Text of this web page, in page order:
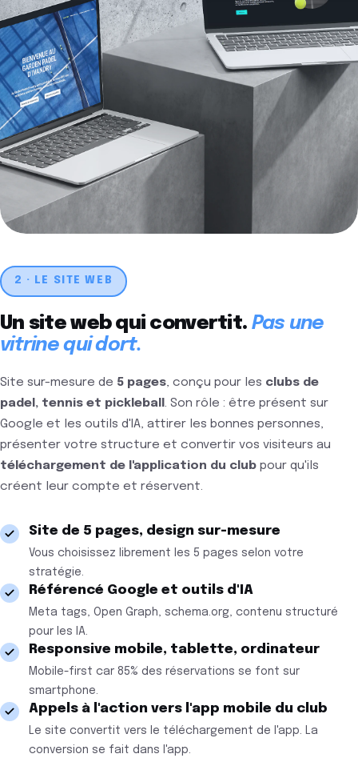
2 · LE SITE WEB
Un site web qui convertit. Pas une
vitrine qui dort.
Site sur-mesure de 5 pages, conçu pour les clubs de
padel, tennis et pickleball . Son rôle : être présent sur
Google et les outils d'IA, attirer les bonnes personnes,
présenter votre structure et convertir vos visiteurs au
téléchargement de l'application du club pour qu'ils
créent leur compte et réservent.
Site de 5 pages, design sur-mesure
Vous choisissez librement les 5 pages selon votre
stratégie.
Référencé Google et outils d'IA
Meta tags, Open Graph, schema.org, contenu structuré
pour les IA.
Responsive mobile, tablette, ordinateur
Mobile-first car 85% des réservations se font sur
smartphone.
Appels à l'action vers l'app mobile du club
Le site convertit vers le téléchargement de l'app. La
conversion se fait dans l'app.